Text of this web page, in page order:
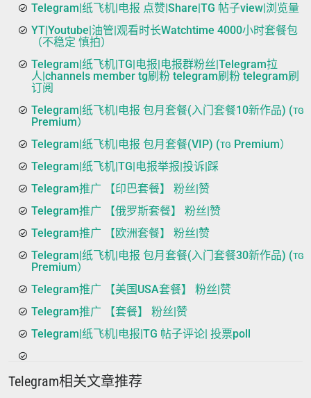
Telegram|纸飞机|电报 点赞|Share|TG 帖子view|浏览量
YT|Youtube|油管|观看时长Watchtime 4000小时套餐包
（不稳定 慎拍）
Telegram|纸飞机|TG|电报|电报群粉丝|Telegram拉
人|channels member tg刷粉 telegram刷粉 telegram刷
订阅
Telegram|纸飞机|电报 包月套餐(入门套餐10新作品) (ᴛɢ
Premium）
Telegram|纸飞机|电报 包月套餐(VIP) (ᴛɢ Premium）
Telegram|纸飞机|TG|电报举报|投诉|踩
Telegram推广 【印巴套餐】 粉丝|赞
Telegram推广 【俄罗斯套餐】 粉丝|赞
Telegram推广 【欧洲套餐】 粉丝|赞
Telegram|纸飞机|电报 包月套餐(入门套餐30新作品) (ᴛɢ
Premium）
Telegram推广 【美国USA套餐】 粉丝|赞
Telegram推广 【套餐】 粉丝|赞
Telegram|纸飞机|电报|TG 帖子评论| 投票poll
Telegram相关文章推荐